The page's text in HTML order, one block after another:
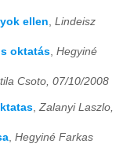
ellen, Lindeisz
oktatás, Hegyiné
Csoto, 07/10/2008
Zalanyi Laszlo,
Hegyiné Farkas